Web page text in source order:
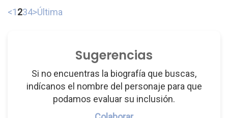
<1234>Última
Sugerencias
Si no encuentras la biografía que buscas,
indícanos el nombre del personaje para que
podamos evaluar su inclusión.